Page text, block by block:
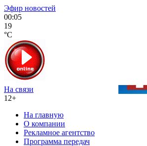
Эфир новостей
00:05
19
°C
На связи
12+
На главную
О компании
Рекламное агентство
Программа передач